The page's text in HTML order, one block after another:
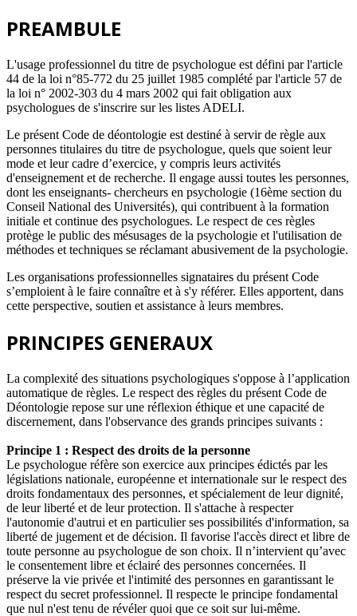
PREAMBULE
L'usage professionnel du titre de psychologue est défini par l'article
44 de la loi n°85-772 du 25 juillet 1985 complété par l'article 57 de
la loi n° 2002-303 du 4 mars 2002 qui fait obligation aux
psychologues de s'inscrire sur les listes ADELI.
Le présent Code de déontologie est destiné à servir de règle aux
personnes titulaires du titre de psychologue, quels que soient leur
mode et leur cadre d’exercice, y compris leurs activités
d'enseignement et de recherche. Il engage aussi toutes les personnes,
dont les enseignants- chercheurs en psychologie (16ème section du
Conseil National des Universités), qui contribuent à la formation
initiale et continue des psychologues. Le respect de ces règles
protège le public des mésusages de la psychologie et l'utilisation de
méthodes et techniques se réclamant abusivement de la psychologie.
Les organisations professionnelles signataires du présent Code
s’emploient à le faire connaître et à s'y référer. Elles apportent, dans
cette perspective, soutien et assistance à leurs membres.
PRINCIPES GENERAUX
La complexité des situations psychologiques s'oppose à l’application
automatique de règles. Le respect des règles du présent Code de
Déontologie repose sur une réflexion éthique et une capacité de
discernement, dans l'observance des grands principes suivants :
Principe 1 : Respect des droits de la personne
Le psychologue réfère son exercice aux principes édictés par les
législations nationale, européenne et internationale sur le respect des
droits fondamentaux des personnes, et spécialement de leur dignité,
de leur liberté et de leur protection. Il s'attache à respecter
l'autonomie d'autrui et en particulier ses possibilités d'information, sa
liberté de jugement et de décision. Il favorise l'accès direct et libre de
toute personne au psychologue de son choix. Il n’intervient qu’avec
le consentement libre et éclairé des personnes concernées. Il
préserve la vie privée et l'intimité des personnes en garantissant le
respect du secret professionnel. Il respecte le principe fondamental
que nul n'est tenu de révéler quoi que ce soit sur lui-même.